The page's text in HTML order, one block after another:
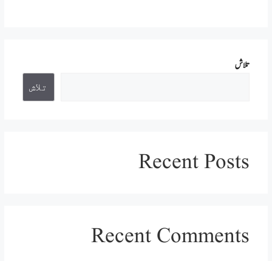
تلاش
تلاش
Recent Posts
Recent Comments